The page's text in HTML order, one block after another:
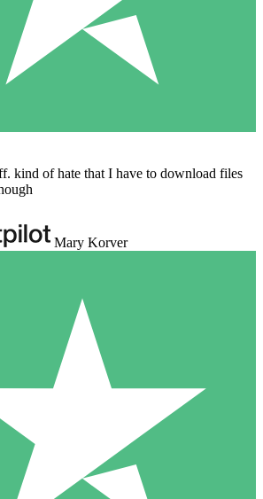
kind of hate that I have to download files
Mary Korver